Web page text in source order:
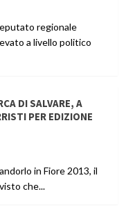
regionale
a livello politico
DI SALVARE, A
PER EDIZIONE
in Fiore 2013, il
che...